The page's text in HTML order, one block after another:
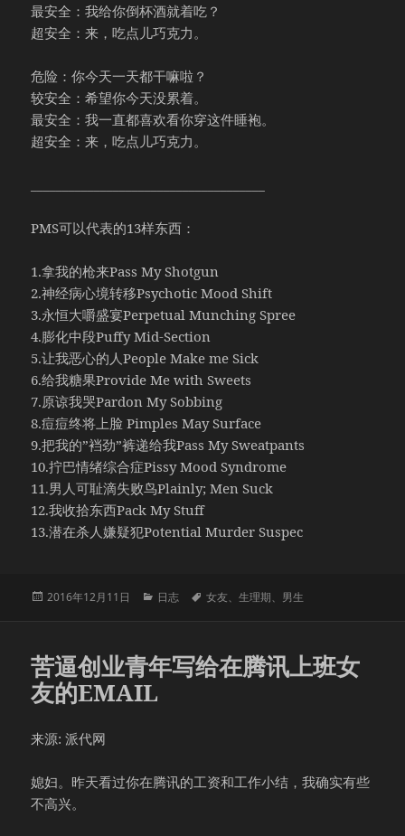
最安全：我给你倒杯酒就着吃？
超安全：来，吃点儿巧克力。
危险：你今天一天都干嘛啦？
较安全：希望你今天没累着。
最安全：我一直都喜欢看你穿这件睡袍。
超安全：来，吃点儿巧克力。
PMS可以代表的13样东西：
1.拿我的枪来Pass My Shotgun
2.神经病心境转移Psychotic Mood Shift
3.永恒大嚼盛宴Perpetual Munching Spree
4.膨化中段Puffy Mid-Section
5.让我恶心的人People Make me Sick
6.给我糖果Provide Me with Sweets
7.原谅我哭Pardon My Sobbing
8.痘痘终将上脸 Pimples May Surface
9.把我的”裆劲”裤递给我Pass My Sweatpants
10.拧巴情绪综合症Pissy Mood Syndrome
11.男人可耻滴失败鸟Plainly; Men Suck
12.我收拾东西Pack My Stuff
13.潜在杀人嫌疑犯Potential Murder Suspec
发
2016年12月11日
分
日志
标
女友、生理期、 男生
苦逼创业青年写给在腾讯上班女
友的EMAIL
来源: 派代网
媳妇。昨天看过你在腾讯的工资和工作小结，我确实有些
不高兴。